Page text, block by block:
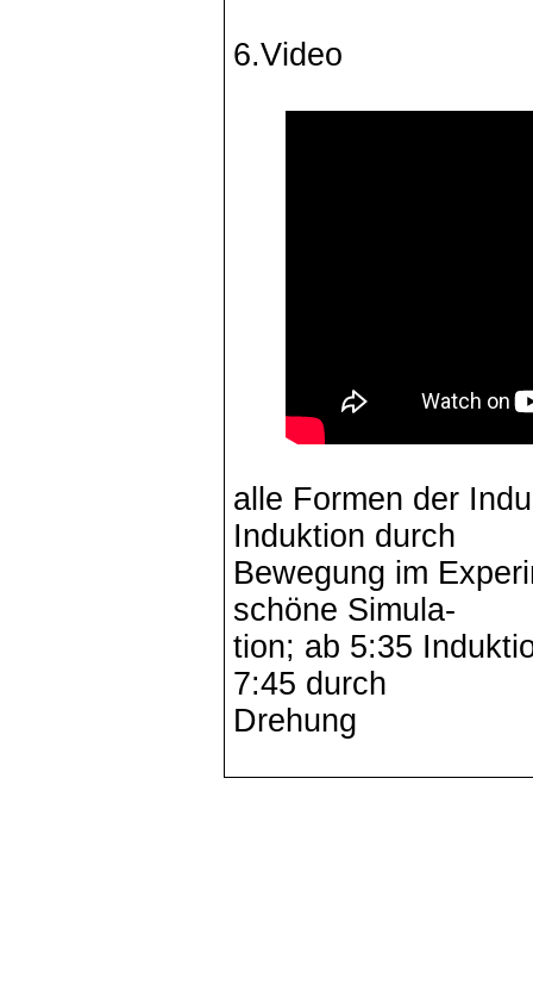
6.Video
alle Formen der
Induktion durch
Bewegung im
schöne Simula-
tion; ab 5:35
7:45 durch
Drehung